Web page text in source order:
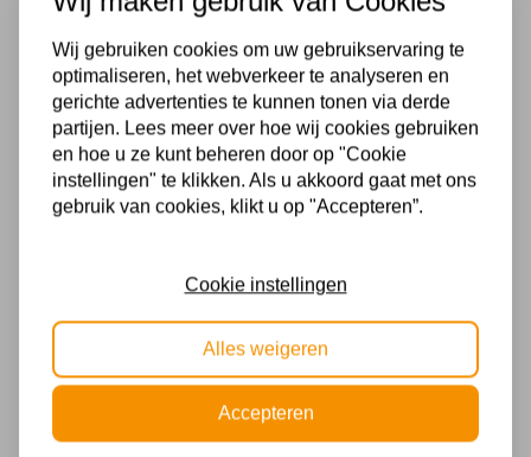
9u
licht
op
vol
vermogen;
20u
licht
op
snellader/Quick
2.5u,
laden
Lumen
10-124
IP Waarde
170
Hoogte in MM
Wij gebruiken cookies om uw gebruikservaring te
optimaliseren, het webverkeer te analyseren en
gerichte advertenties te kunnen tonen via derde
partijen. Lees meer over hoe wij cookies gebruiken
en hoe u ze kunt beheren door op "Cookie
instellingen" te klikken. Als u akkoord gaat met ons
gebruik van cookies, klikt u op "Accepteren”.
Cookie instellingen
Alles weigeren
Accepteren